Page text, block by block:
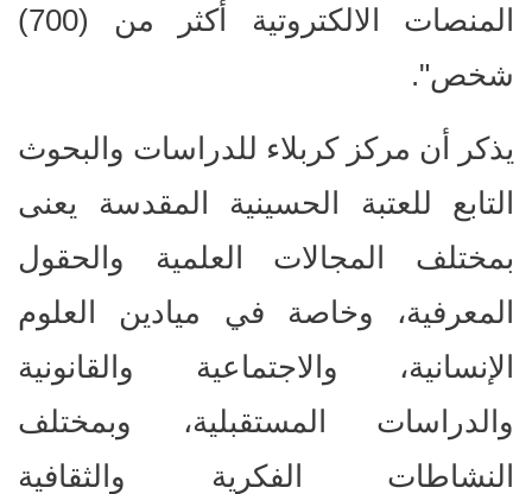
المنصات الالكتروتية أكثر من (700)
شخص".
يذكر أن مركز كربلاء للدراسات والبحوث
التابع للعتبة الحسينية المقدسة يعنى
بمختلف المجالات العلمية والحقول
المعرفية، وخاصة في ميادين العلوم
الإنسانية، والاجتماعية والقانونية
والدراسات المستقبلية، وبمختلف
النشاطات الفكرية والثقافية